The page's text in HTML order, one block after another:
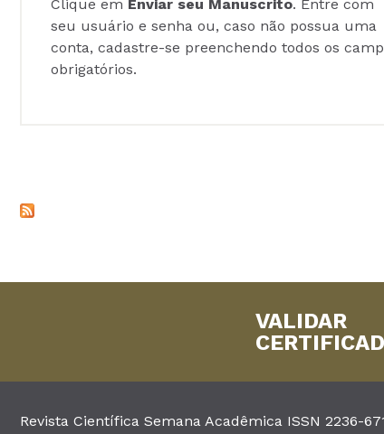
Clique em Enviar seu Manuscrito. Entre com
seu usuário e senha ou, caso não possua uma
conta, cadastre-se preenchendo todos os
obrigatórios.
VALIDAR
Revista Científica Semana Acadêmica ISSN 2236-